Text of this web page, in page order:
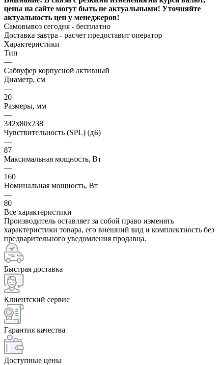
цены на сайте могут быть не актуальными! Уточняйте
актуальность цен у менеджеров!
Самовывоз сегодня - бесплатно
Доставка завтра - расчет предоставит оператор
Характеристики
Тип
—
Сабвуфер корпусной активный
Диаметр, см
—
20
Размеры, мм
—
342х80х238
Чувствительность (SPL) (дБ)
—
87
Максимальная мощность, Вт
—
160
Номинальная мощность, Вт
—
80
Все характеристики
Производитель оставляет за собой право изменять
характеристики товара, его внешний вид и комплектность без
предварительного уведомления продавца.
Быстрая доставка
Клиентский сервис
Гарантия качества
Доступные цены